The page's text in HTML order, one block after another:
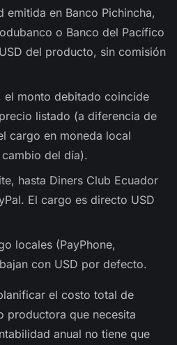
emitida en Banco Pichincha,
o Banco del Pacífico
del producto, sin comisión
el monto debitado coincide
listado (a diferencia de
cargo en moneda local
del día).
hasta Diners Club Ecuador
El cargo es directo USD
locales (PayPhone,
con USD por defecto.
el costo total de
productora que necesita
anual no tiene que